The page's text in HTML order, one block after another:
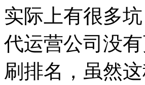
实际上有很多
代运营公司没
刷排名，虽然